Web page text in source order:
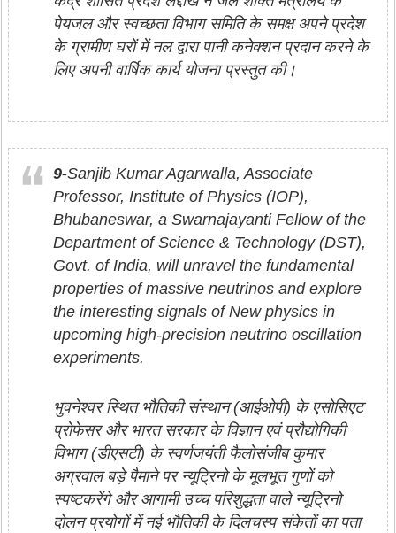
पेयजल और स्वच्छता विभाग समिति के समक्ष अपने प्रदेश
के ग्रामीण घरों में नल द्वारा पानी कनेक्शन प्रदान करने के
लिए अपनी वार्षिक कार्य योजना प्रस्तुत की।
9-Sanjib Kumar Agarwalla, Associate
Professor, Institute of Physics (IOP),
Bhubaneswar, a Swarnajayanti Fellow of the
Department of Science & Technology (DST),
Govt. of India, will unravel the fundamental
properties of massive neutrinos and explore
the interesting signals of New physics in
upcoming high-precision neutrino oscillation
experiments.
भुवनेश्वर स्थित भौतिकी संस्थान (आईओपी) के एसोसिएट
प्रोफेसर और भारत सरकार के विज्ञान एवं प्रौद्योगिकी
विभाग (डीएसटी) के स्वर्णजयंती फैलोसंजीब कुमार
अग्रवाल बड़े पैमाने पर न्यूट्रिनो के मूलभूत गुणों को
स्पष्टकरेंगे और आगामी उच्च परिशुद्धता वाले न्यूट्रिनो
दोलन प्रयोगों में नई भौतिकी के दिलचस्प संकेतों का पता